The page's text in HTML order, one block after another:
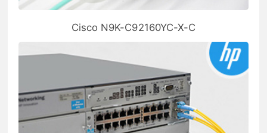
Cisco N9K-C92160YC-X-C